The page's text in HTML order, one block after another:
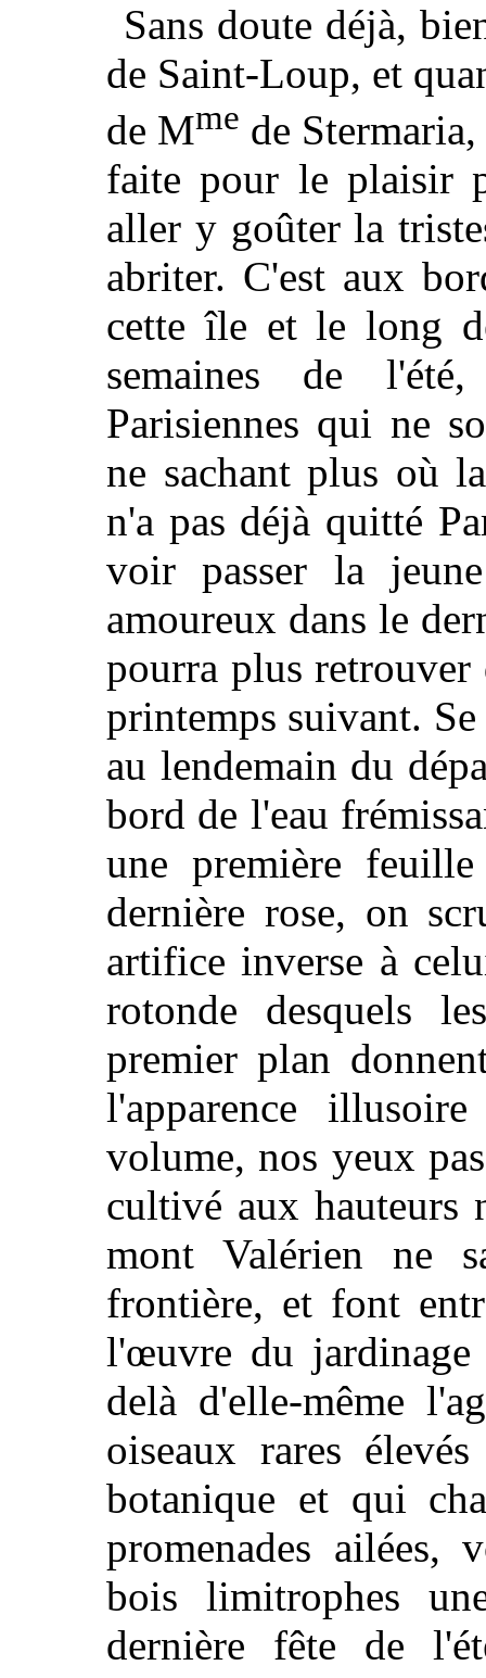
Sans doute déjà,
de Saint-Loup, et
de Mme de
faite pour le plaisir
aller y goûter la
abriter. C'est aux
cette île et le long
semaines de
Parisiennes qui ne
ne sachant plus où
n'a pas déjà quitté
voir passer la
amoureux dans le
pourra plus retrouver
printemps suivant.
au lendemain du
bord de l'eau
une première
dernière rose, on
artifice inverse à
rotonde desquels
premier plan
l'apparence
volume, nos yeux
cultivé aux hauteurs
mont Valérien ne
frontière, et font
l'œuvre du
delà d'elle-même
oiseaux rares
botanique et qui
promenades ailées,
bois limitrophes
dernière fête de